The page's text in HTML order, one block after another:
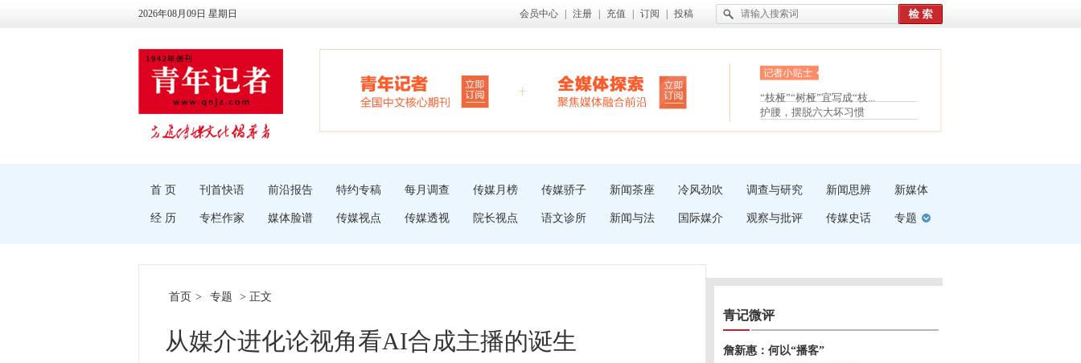
2026年08月09日 星期日 会员中心 注册 充值 订阅 投稿
眼白变红或是结膜下出血
“枝桠”“树桠”宜写成“枝...
夏天缓解疲劳有三招
护腰，摆脱六大坏习惯
受伤了冰敷还是热敷
首 页 刊首快语 前沿报告 特约专稿 每月调查 传媒月榜 传媒骄子 新闻茶座 冷风劲吹 调查与研究 新闻思辨 新媒体
经 历 专栏作家 媒体脸谱 传媒视点 传媒透视 院长视点 语文诊所 新闻与法 国际媒介 观察与批评 传媒史话 专题
首页 > 专题 > 正文
从媒介进化论视角看AI合成主播的诞生
青记微评
詹新惠：何以“播客”